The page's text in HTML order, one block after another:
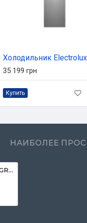
35 199 грн
Купить
НАИБОЛЕЕ
Холодильник Grunhelm GRW-138DD